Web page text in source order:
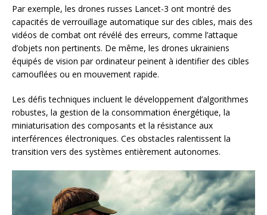
Par exemple, les drones russes Lancet-3 ont montré des
capacités de verrouillage automatique sur des cibles, mais des
vidéos de combat ont révélé des erreurs, comme l’attaque
d’objets non pertinents. De même, les drones ukrainiens
équipés de vision par ordinateur peinent à identifier des cibles
camouflées ou en mouvement rapide.
Les défis techniques incluent le développement d’algorithmes
robustes, la gestion de la consommation énergétique, la
miniaturisation des composants et la résistance aux
interférences électroniques. Ces obstacles ralentissent la
transition vers des systèmes entièrement autonomes.